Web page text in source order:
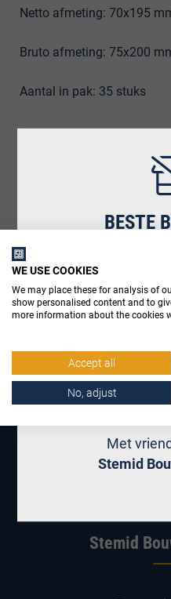
Netto afmeting: 70x195
Bruto afmeting: 75x200
Aantal in pak: 35 stuks
Stemid
BESTE
Hartelijk dank
onze website
Morgen bent u
Met
Stemid
WE USE COOKIES
We may place these for analysis of
show personalised content and to
more information about the cookies
Accept all
No, adjust